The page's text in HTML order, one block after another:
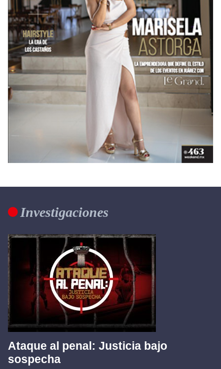
Investigaciones
Ataque al penal: Justicia bajo
sospecha